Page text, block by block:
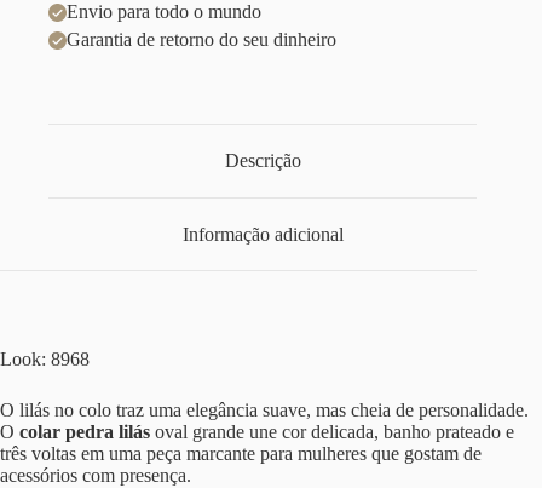
Envio para todo o mundo
Garantia de retorno do seu dinheiro
Descrição
Informação adicional
Look: 8968
O lilás no colo traz uma elegância suave, mas cheia de personalidade.
O colar pedra lilás oval grande une cor delicada, banho prateado e
três voltas em uma peça marcante para mulheres que gostam de
acessórios com presença.